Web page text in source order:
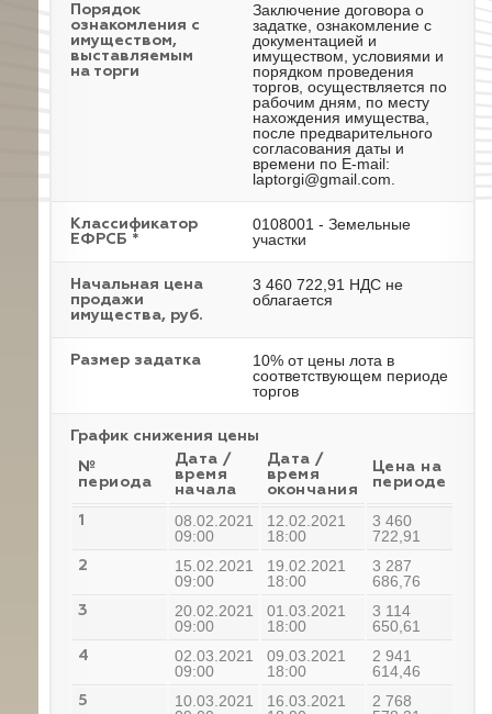
Порядок
ознакомления с
имуществом,
выставляемым
на торги
Заключение договора о
задатке, ознакомление с
документацией и
имуществом, условиями и
порядком проведения
торгов, осуществляется по
рабочим дням, по месту
нахождения имущества,
после предварительного
согласования даты и
времени по E-mail:
laptorgi@gmail.com.
Классификатор
ЕФРСБ *
0108001 - Земельные
участки
Начальная цена
продажи
имущества, руб.
3 460 722,91 НДС не
облагается
Размер задатка
10% от цены лота в
соответствующем периоде
торгов
График снижения цены
№
периода
Дата /
время
начала
Дата /
время
окончания
Цена на
периоде
1
08.02.2021
09:00
12.02.2021
18:00
3 460
722,91
2
15.02.2021
09:00
19.02.2021
18:00
3 287
686,76
3
20.02.2021
09:00
01.03.2021
18:00
3 114
650,61
4
02.03.2021
09:00
09.03.2021
18:00
2 941
614,46
5
10.03.2021
16.03.2021
2 768